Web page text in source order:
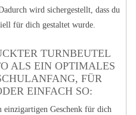
wird sichergestellt, dass du
für dich gestaltet wurde.
TURNBEUTEL
ALS EIN OPTIMALES
FÜR
EINFACH SO:
einzigartigen Geschenk für dich